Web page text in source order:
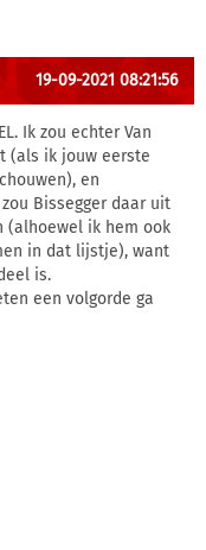
19-09-2021 08:21:56
Ik zou echter Van
(als ik jouw eerste
en
Bissegger daar uit
(alhoewel ik hem ook
in dat lijstje), want
is.
een volgorde ga